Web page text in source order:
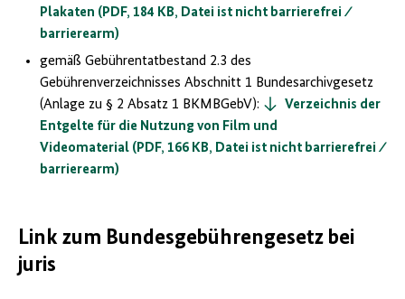
Plakaten (PDF, 184 KB, Datei ist nicht barrierefrei ⁄
barrierearm)
gemäß Gebührentatbestand 2.3 des
Gebührenverzeichnisses Abschnitt 1 Bundesarchivgesetz
(Anlage zu § 2 Absatz 1 BKMBGebV):
Verzeichnis der
Entgelte für die Nutzung von Film und
Videomaterial (PDF, 166 KB, Datei ist nicht barrierefrei ⁄
barrierearm)
Link zum Bundesgebührengesetz bei
juris